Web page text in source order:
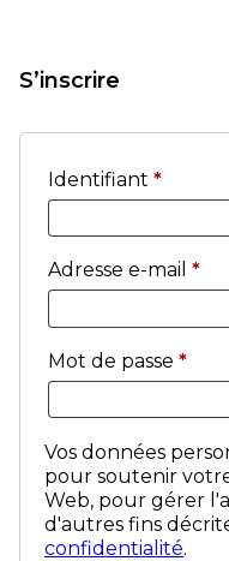
S’inscrire
Identifiant *
Adresse e-mail *
Mot de passe *
Vos données
pour soutenir
Web, pour gérer
d'autres fins
confidentialité.